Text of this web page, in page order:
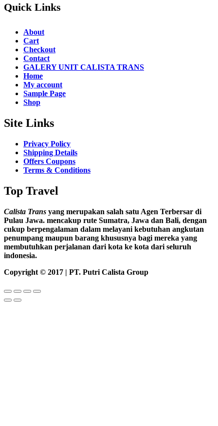
Quick Links
About
Cart
Checkout
Contact
GALERY UNIT CALISTA TRANS
Home
My account
Sample Page
Shop
Site Links
Privacy Policy
Shipping Details
Offers Coupons
Terms & Conditions
Top Travel
Calista Trans yang merupakan salah satu Agen Terbersar di
Pulau Jawa. mencakup rute Sumatra, Jawa dan Bali, dengan
cukup berpengalaman dalam melayani kebutuhan angkutan
penumpang maupun barang khususnya bagi mereka yang
membutuhkan perjalanan dari kota ke kota dari seluruh
indonesia.
Copyright © 2017 | PT. Putri Calista Group